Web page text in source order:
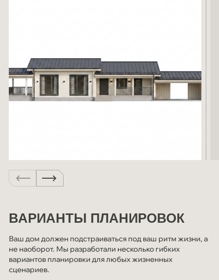
ВАРИАНТЫ ПЛАНИРОВОК
Ваш дом должен подстраиваться под ваш ритм жизни, а
не наоборот. Мы разработали несколько гибких
вариантов планировки для любых жизненных
сценариев.